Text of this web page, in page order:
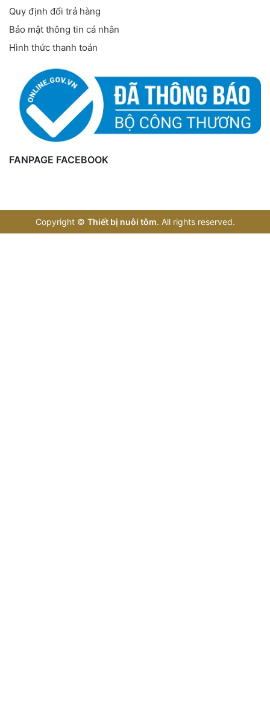
Quy định đổi trả hàng
Bảo mật thông tin cá nhân
Hình thức thanh toán
FANPAGE FACEBOOK
Copyright © Thiết bị nuôi tôm. All rights reserved.